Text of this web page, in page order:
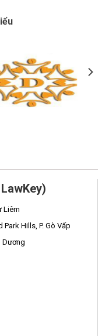
Liêm
Park Hills, P. Gò Vấp
Dương